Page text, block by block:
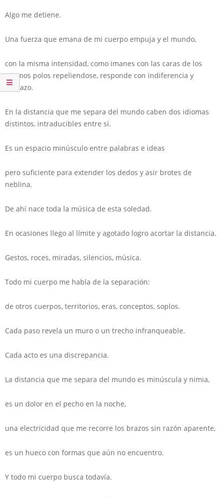
Algo me detiene.
Una fuerza que emana de mi cuerpo empuja y el mundo,
con la misma intensidad, como imanes con las caras de los
mismos polos repeliendose, responde con indiferencia y
rechazo.
En la distancia que me separa del mundo caben dos idiomas
distintos, intraducibles entre sí.
Es un espacio minúsculo entre palabras e ideas
pero suficiente para extender los dedos y asir brotes de
neblina.
De ahí nace toda la música de esta soledad.
En ocasiones llego al límite y agotado logro acortar la distancia.
Gestos, roces, miradas, silencios, música.
Todo mi cuerpo me habla de la separación:
de otros cuerpos, territorios, eras, conceptos, soplos.
Cada paso revela un muro o un trecho infranqueable.
Cada acto es una discrepancia.
La distancia que me separa del mundo es minúscula y nimia,
es un dolor en el pecho en la noche,
una electricidad que me recorre los brazos sin razón aparente,
es un hueco con formas que aún no encuentro.
Y todo mi cuerpo busca todavía.